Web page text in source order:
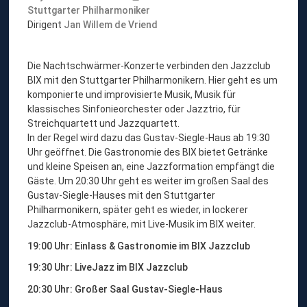
Stuttgarter Philharmoniker
Dirigent Jan Willem de Vriend
Die Nachtschwärmer-Konzerte verbinden den Jazzclub
BIX mit den Stuttgarter Philharmonikern. Hier geht es um
komponierte und improvisierte Musik, Musik für
klassisches Sinfonieorchester oder Jazztrio, für
Streichquartett und Jazzquartett.
In der Regel wird dazu das Gustav-Siegle-Haus ab 19:30
Uhr geöffnet. Die Gastronomie des BIX bietet Getränke
und kleine Speisen an, eine Jazzformation empfängt die
Gäste. Um 20:30 Uhr geht es weiter im großen Saal des
Gustav-Siegle-Hauses mit den Stuttgarter
Philharmonikern, später geht es wieder, in lockerer
Jazzclub-Atmosphäre, mit Live-Musik im BIX weiter.
19:00 Uhr: Einlass & Gastronomie im BIX Jazzclub
19:30 Uhr: LiveJazz im BIX Jazzclub
20:30 Uhr: Großer Saal Gustav-Siegle-Haus